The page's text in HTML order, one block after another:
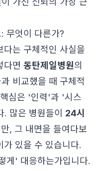
무엇이 다른가?
다는 구체적인 사실을
다면 동탄제일병원의
비교했을 때 구체적
심은 '인력'과 '시스
많은 병원들이 24시
, 그 내면을 들여다보
가 있을 수 있습니다.
게' 대응하는가입니다.